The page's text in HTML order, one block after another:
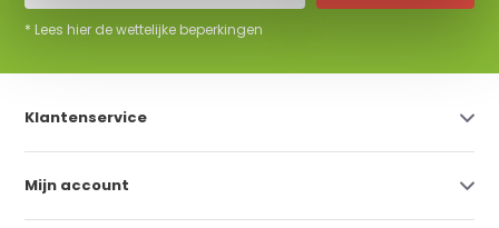
* Lees hier de wettelijke beperkingen
Klantenservice
Mijn account